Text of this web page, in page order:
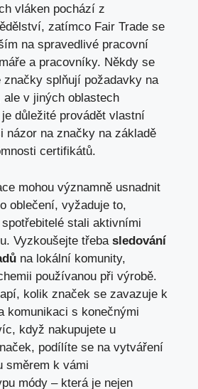
vláken pochází z
zatímco Fair Trade se
na spravedlivé pracovní
a pracovníky. Někdy se
splňují požadavky na
v jiných oblastech
důležité provádět vlastní
názor na značky na základě
certifikátů.
mohou významně usnadnit
oblečení, vyžaduje to,
stali aktivními
Vyzkoušejte třeba sledování
na lokální komunity,
používanou při výrobě.
kolik značek se zavazuje k
komunikaci s konečnými
když nakupujete u
podílíte se na vytváření
směrem k vámi
módy – která je nejen